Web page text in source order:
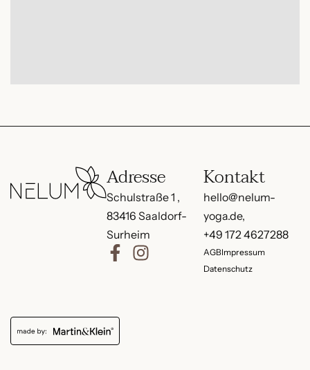
Adresse
Schulstraße 1 ,
83416 Saaldorf-
Surheim
Kontakt
hello@nelum-
yoga.de,
+49 172 4627288
AGBImpressum
Datenschutz